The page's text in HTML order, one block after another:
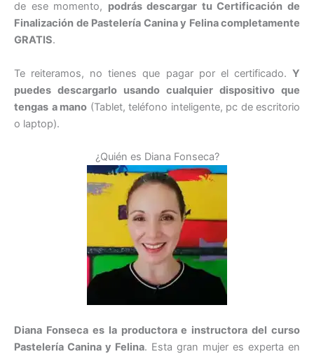
de ese momento, podrás descargar tu Certificación de
Finalización de Pastelería Canina y Felina completamente
GRATIS.
Te reiteramos, no tienes que pagar por el certificado. Y
puedes descargarlo usando cualquier dispositivo que
tengas a mano (Tablet, teléfono inteligente, pc de escritorio
o laptop).
¿Quién es Diana Fonseca?
Diana Fonseca es la productora e instructora del curso
Pastelería Canina y Felina. Esta gran mujer es experta en